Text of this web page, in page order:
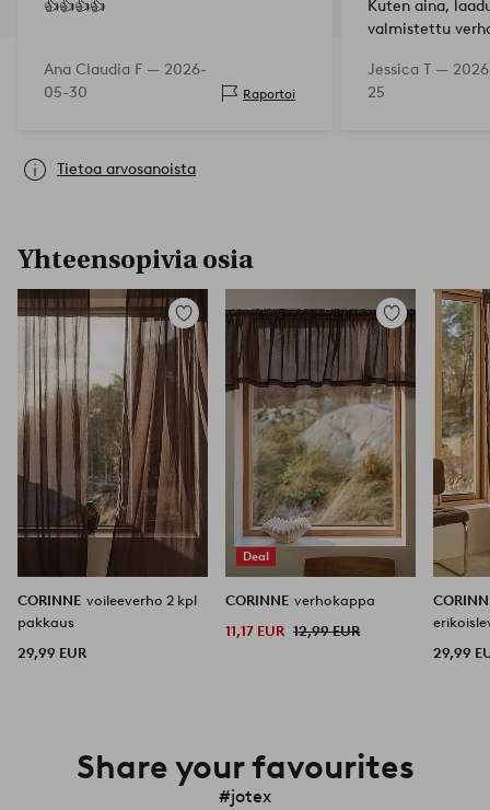
👍👍👍👍
Ana Claudia F — 2026-
05-30
Raportoi
Kuten aina,
valmistettu
mielellään!
Jessica T —
25
Tietoa arvosanoista
Yhteensopivia osia
Lisää
suosikkeihin
CORINNE voileeverho 2 kpl
pakkaus
29,99 EUR
Deal
Lisää
suosikkeihin
CORINNE verhokappa
11,17 EUR 12,99 EUR
29,99
Share your favourites
#jotex